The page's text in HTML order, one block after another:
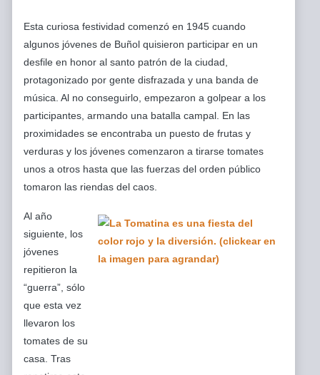
Esta curiosa festividad comenzó en 1945 cuando
algunos jóvenes de Buñol quisieron participar en un
desfile en honor al santo patrón de la ciudad,
protagonizado por gente disfrazada y una banda de
música. Al no conseguirlo, empezaron a golpear a los
participantes, armando una batalla campal. En las
proximidades se encontraba un puesto de frutas y
verduras y los jóvenes comenzaron a tirarse tomates
unos a otros hasta que las fuerzas del orden público
tomaron las riendas del caos.
Al año
siguiente, los
jóvenes
repitieron la
“guerra”, sólo
que esta vez
llevaron los
tomates de su
casa. Tras